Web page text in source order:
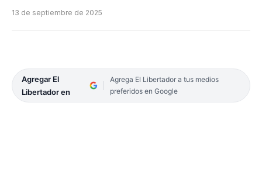
13 de septiembre de 2025
Agregar El
Libertador en
Agrega El Libertador a tus medios
preferidos en Google